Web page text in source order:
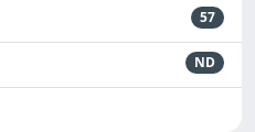
57
ND